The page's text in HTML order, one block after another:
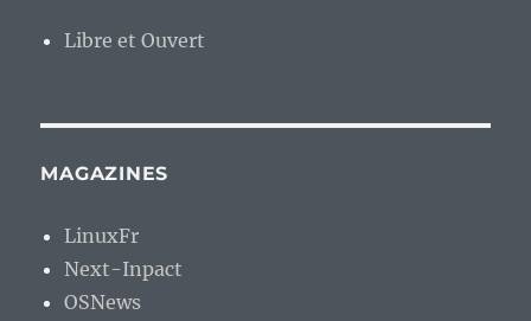
Libre et Ouvert
MAGAZINES
LinuxFr
Next-Inpact
OSNews